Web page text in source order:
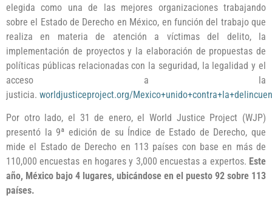
elegida como una de las mejores organizaciones trabajando
sobre el Estado de Derecho en México, en función del trabajo que
realiza en materia de atención a víctimas del delito, la
implementación de proyectos y la elaboración de propuestas de
políticas públicas relacionadas con la seguridad, la legalidad y el
acceso a la
justicia. worldjusticeproject.org/
Por otro lado, e l 31 de enero, el World Justice Project (WJP)
presentó la 9ª edición de su Índice de Estado de Derecho, que
mide el Estado de Derecho en 113 países con base en más de
110,000 encuestas en hogares y 3,000 encuestas a expertos. Este
año, México bajo 4 lugares, ubicándose en el puesto 92 sobre 113
países.